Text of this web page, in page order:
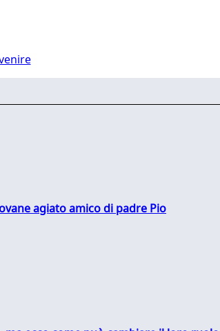
agiato amico di padre Pio